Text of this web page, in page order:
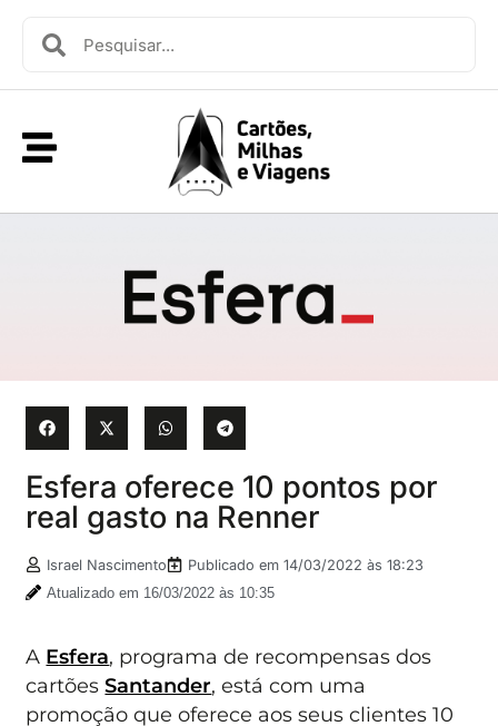
Esfera oferece 10 pontos por
real gasto na Renner
Israel Nascimento Publicado em14/03/2022 às 18:23
Atualizado em 16/03/2022 às 10:35
A Esfera, programa de recompensas dos
cartõesSantander, está com uma
promoção que oferece aos seus clientes 10